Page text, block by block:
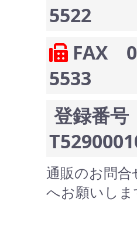
5522
FAX
5533
登録番号
通販のお問合
へお願いしま